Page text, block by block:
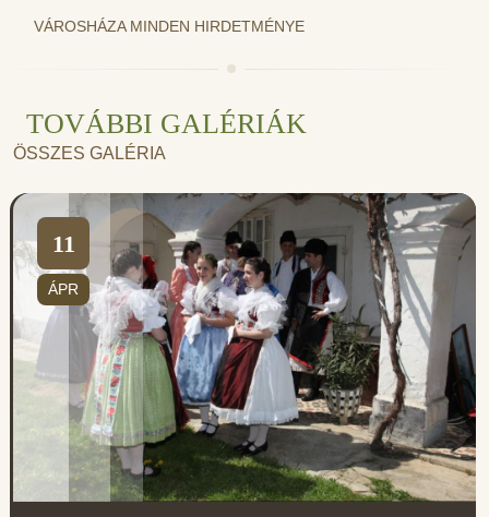
VÁROSHÁZA MINDEN HIRDETMÉNYE
TOVÁBBI GALÉRIÁK
ÖSSZES GALÉRIA
11
ÁPR